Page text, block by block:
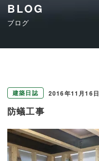
BLOG
ブログ
建築日誌 2016年11月16日
防蟻工事